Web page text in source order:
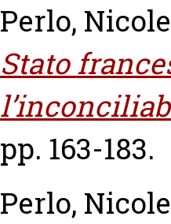
Perlo,
Stato
pp. 163-183.
Perlo,